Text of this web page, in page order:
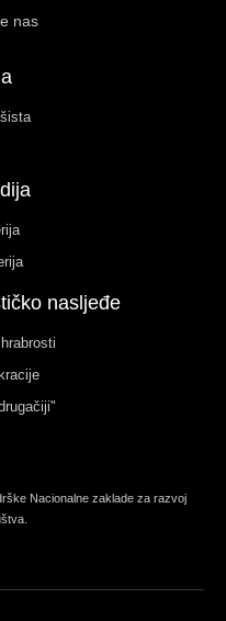
nas
nasljeđe
Nacionalne zaklade za razvoj